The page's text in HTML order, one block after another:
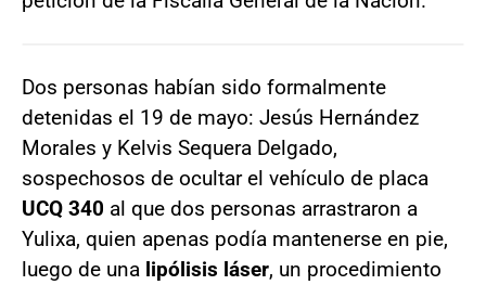
Dos personas habían sido formalmente
detenidas el 19 de mayo: Jesús Hernández
Morales y Kelvis Sequera Delgado,
sospechosos de ocultar el vehículo de placa
UCQ 340 al que dos personas arrastraron a
Yulixa, quien apenas podía mantenerse en pie,
luego de una lipólisis láser, un procedimiento